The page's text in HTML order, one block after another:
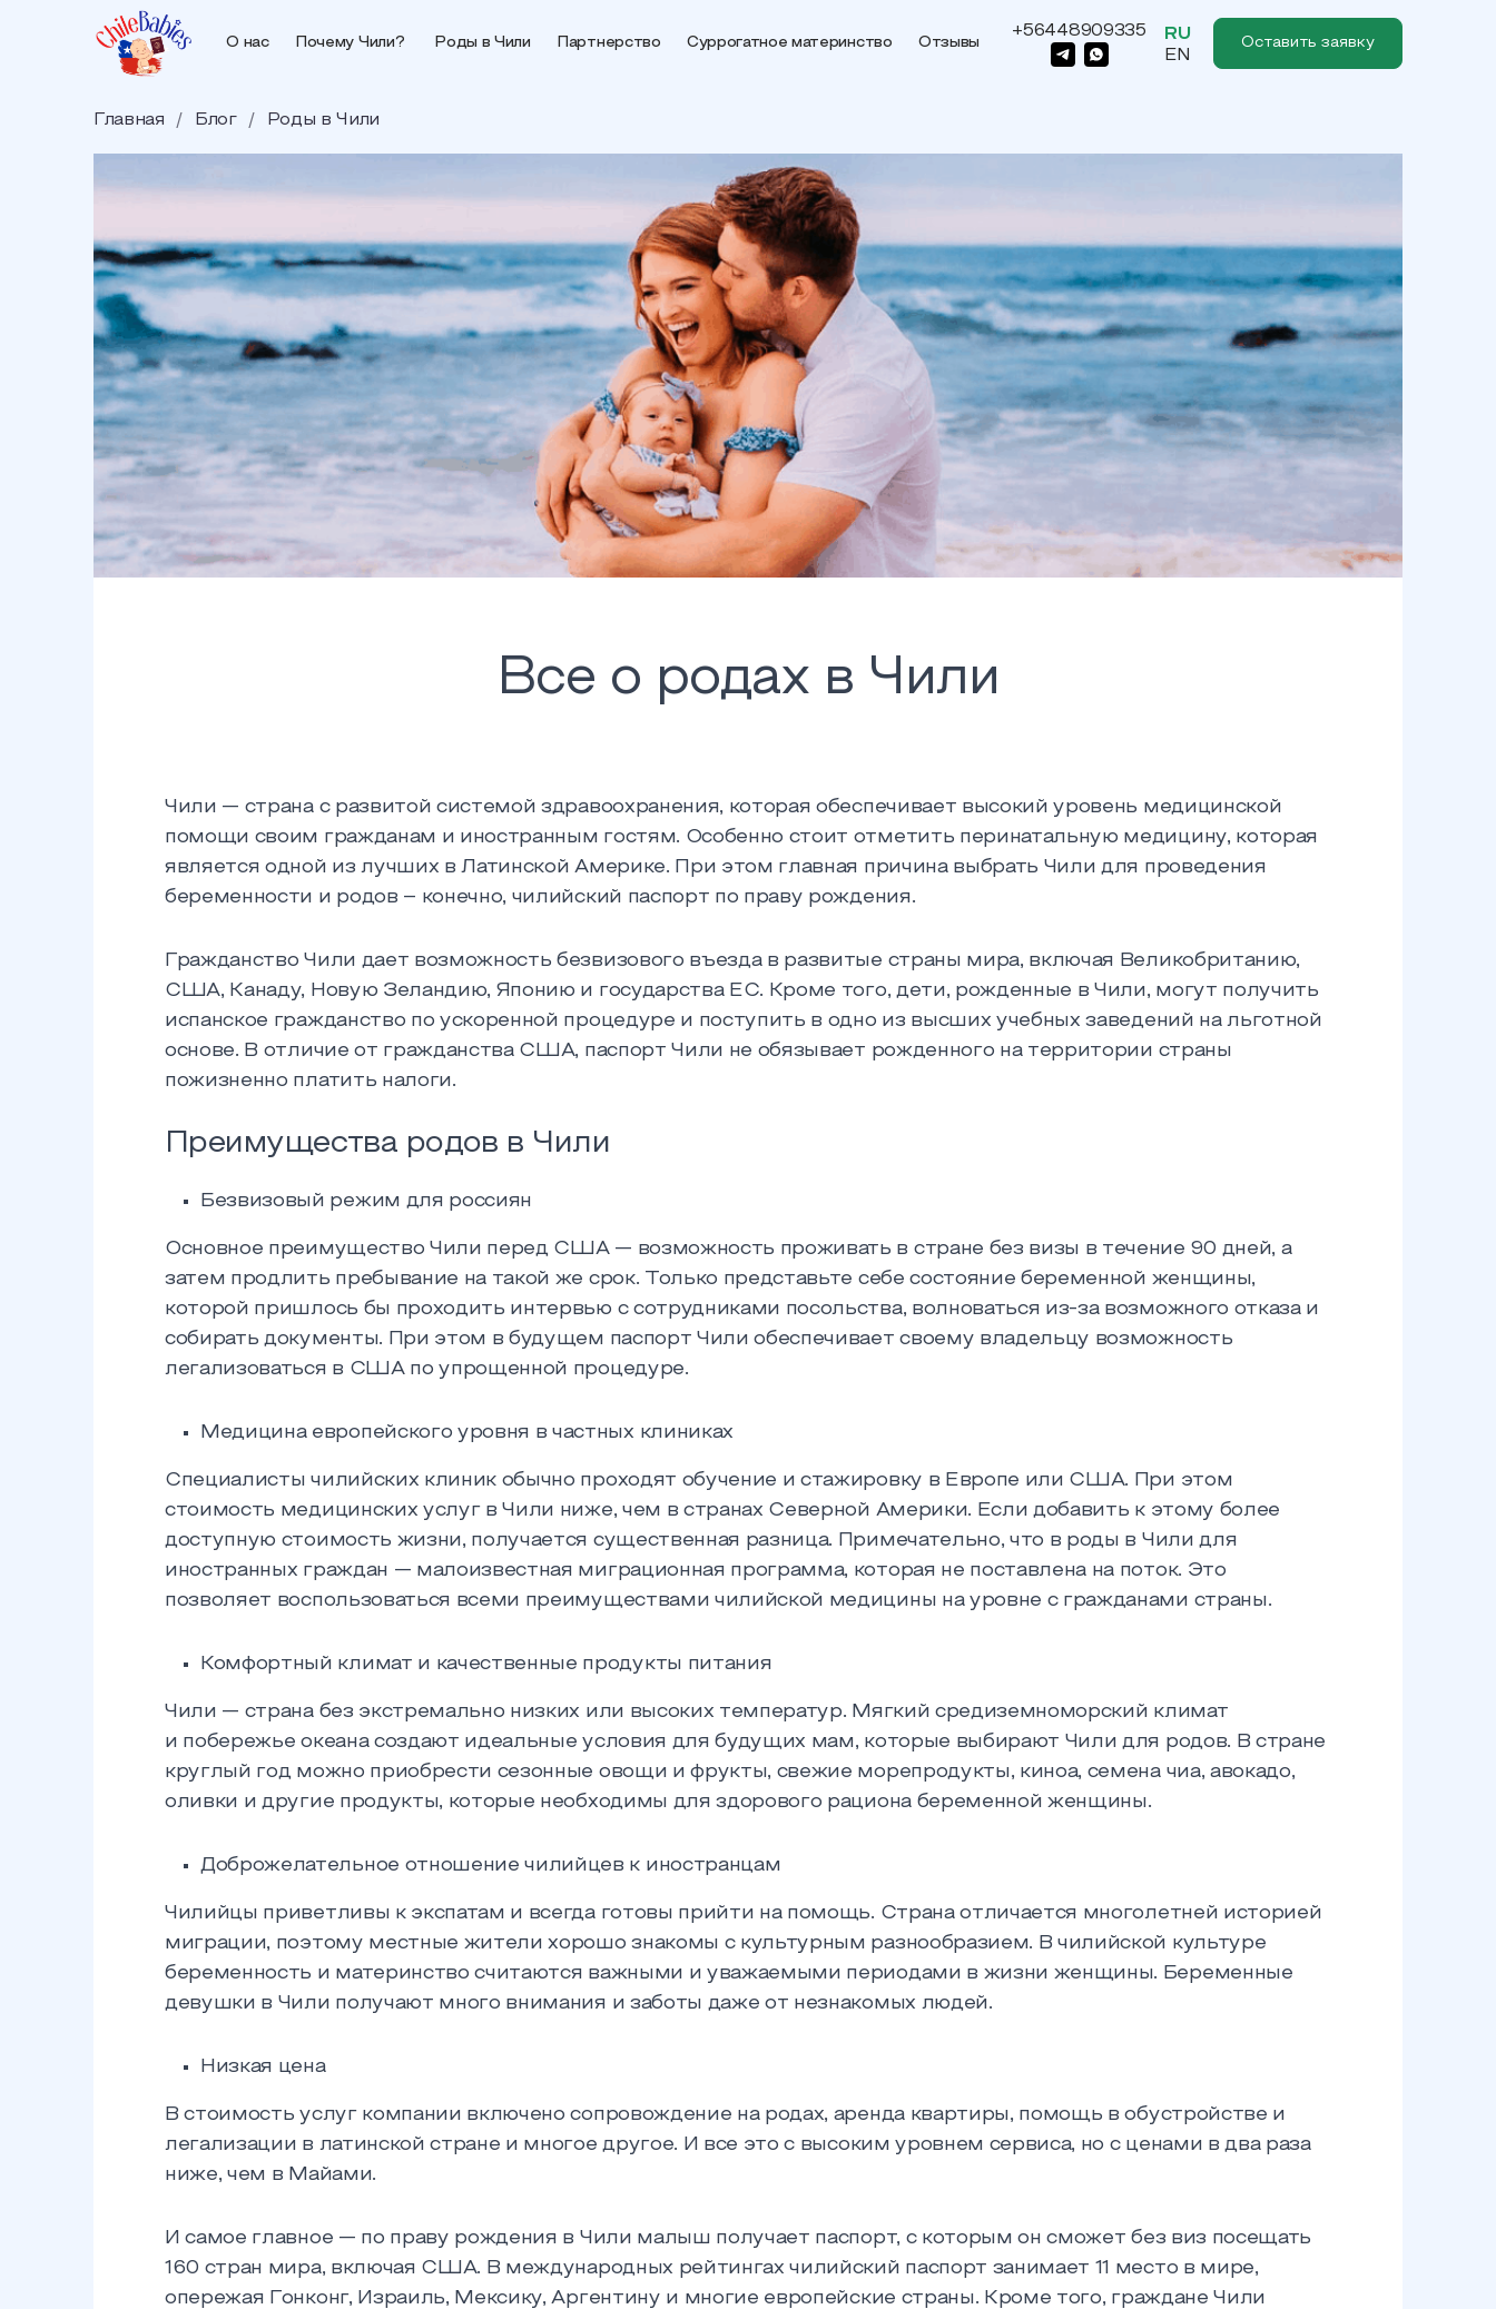
О нас Почему Чили? Роды в Чили Партнерство Суррогатное материнство Отзывы
+56448909335
RU
EN
Оставить заявку
Главная / Блог / Роды в Чили
Все о родах в Чили
Чили — страна с развитой системой здравоохранения, которая обеспечивает высокий уровень медицинской
помощи своим гражданам и иностранным гостям. Особенно стоит отметить перинатальную медицину, которая
является одной из лучших в Латинской Америке. При этом главная причина выбрать Чили для проведения
беременности и родов – конечно, чилийский паспорт по праву рождения.
Гражданство Чили дает возможность безвизового въезда в развитые страны мира, включая Великобританию,
США, Канаду, Новую Зеландию, Японию и государства ЕС. Кроме того, дети, рожденные в Чили, могут получить
испанское гражданство по ускоренной процедуре и поступить в одно из высших учебных заведений на льготной
основе. В отличие от гражданства США, паспорт Чили не обязывает рожденного на территории страны
пожизненно платить налоги.
Преимущества родов в Чили
Безвизовый режим для россиян
Основное преимущество Чили перед США — возможность проживать в стране без визы в течение 90 дней, а
затем продлить пребывание на такой же срок. Только представьте себе состояние беременной женщины,
которой пришлось бы проходить интервью с сотрудниками посольства, волноваться из-за возможного отказа и
собирать документы. При этом в будущем паспорт Чили обеспечивает своему владельцу возможность
легализоваться в США по упрощенной процедуре.
Медицина европейского уровня в частных клиниках
Специалисты чилийских клиник обычно проходят обучение и стажировку в Европе или США. При этом
стоимость медицинских услуг в Чили ниже, чем в странах Северной Америки. Если добавить к этому более
доступную стоимость жизни, получается существенная разница. Примечательно, что в роды в Чили для
иностранных граждан — малоизвестная миграционная программа, которая не поставлена на поток. Это
позволяет воспользоваться всеми преимуществами чилийской медицины на уровне с гражданами страны.
Комфортный климат и качественные продукты питания
Чили — страна без экстремально низких или высоких температур. Мягкий средиземноморский климат
и побережье океана создают идеальные условия для будущих мам, которые выбирают Чили для родов. В стране
круглый год можно приобрести сезонные овощи и фрукты, свежие морепродукты, киноа, семена чиа, авокадо,
оливки и другие продукты, которые необходимы для здорового рациона беременной женщины.
Доброжелательное отношение чилийцев к иностранцам
Чилийцы приветливы к экспатам и всегда готовы прийти на помощь. Страна отличается многолетней историей
миграции, поэтому местные жители хорошо знакомы с культурным разнообразием. В чилийской культуре
беременность и материнство считаются важными и уважаемыми периодами в жизни женщины. Беременные
девушки в Чили получают много внимания и заботы даже от незнакомых людей.
Низкая цена
В стоимость услуг компании включено сопровождение на родах, аренда квартиры, помощь в обустройстве и
легализации в латинской стране и многое другое. И все это с высоким уровнем сервиса, но с ценами в два раза
ниже, чем в Майами.
И самое главное — по праву рождения в Чили малыш получает паспорт, с которым он сможет без виз посещать
160 стран мира, включая США. В международных рейтингах чилийский паспорт занимает 11 место в мире,
опережая Гонконг, Израиль, Мексику, Аргентину и многие европейские страны. Кроме того, граждане Чили